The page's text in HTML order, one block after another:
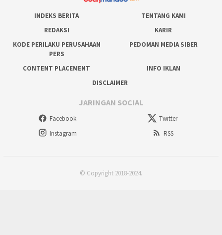
INDEKS BERITA
TENTANG KAMI
REDAKSI
KARIR
KODE PERILAKU PERUSAHAAN
PERS
PEDOMAN MEDIA SIBER
CONTENT PLACEMENT
INFO IKLAN
DISCLAIMER
JARINGAN SOCIAL
Facebook
Twitter
Instagram
RSS
© Copyright 2018-2024.